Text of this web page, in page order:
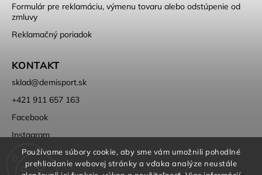
Používame súbory cookie, aby sme vám umožnili pohodlné
prehliadanie webovej stránky a vďaka analýze neustále
Formulár pre reklamáciu, výmenu tovaru alebo odstúpenie od
zmluvy
Reklamačný poriadok
KONTAKT
sklad@demisport.sk
+421 911 657 163
Facebook
Instagram